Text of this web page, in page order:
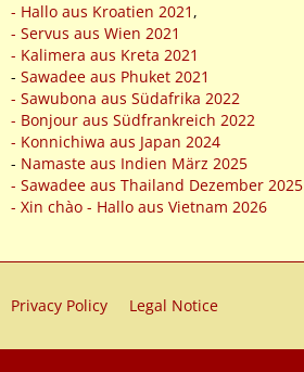
- Hallo aus Kroatien 2021 ,
- Servus aus Wien 2021
- Kalimera aus Kreta 2021
- Sawadee aus Phuket 2021
- Sawubona aus Südafrika 2022
- Bonjour aus Südfrankreich 2022
- Konnichiwa aus Japan 2024
- Namaste aus Indien März 2025
- Sawadee aus Thailand Dezember 2025
- Xin chào - Hallo aus Vietnam 2026
Privacy Policy Legal Notice